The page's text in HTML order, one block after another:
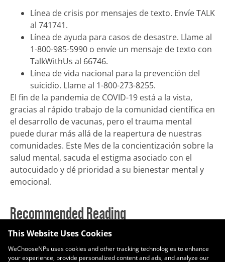
Línea de crisis por mensajes de texto. Envíe TALK
al 741741.
Línea de ayuda para casos de desastre. Llame al
1-800-985-5990 o envíe un mensaje de texto con
TalkWithUs al 66746.
Línea de vida nacional para la prevención del
suicidio. Llame al 1-800-273-8255.
El fin de la pandemia de COVID-19 está a la vista,
gracias al rápido trabajo de la comunidad científica en
el desarrollo de vacunas, pero el trauma mental
puede durar más allá de la reapertura de nuestras
comunidades. Este Mes de la concientización sobre la
salud mental, sacuda el estigma asociado con el
autocuidado y dé prioridad a su bienestar mental y
emocional.
Recommended Reading
Enero, Mes de Concientización Nacional del Donador de Sangre
enero 13, 2022
This Website Uses Cookies
WeChooseNPs uses cookies and other tracking technologies to enhance
your experience, provide personalized content and ads, and analyze our